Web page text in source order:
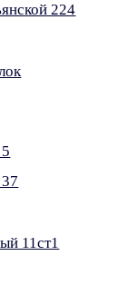
224
11ст1